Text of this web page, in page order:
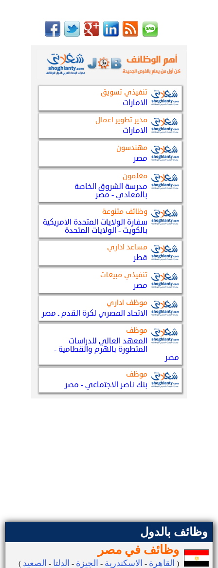
وظائف بالدول
وظائف في مصر
( القاهرة - الاسكندرية - الجيزة - الدلتا - الصعيد )